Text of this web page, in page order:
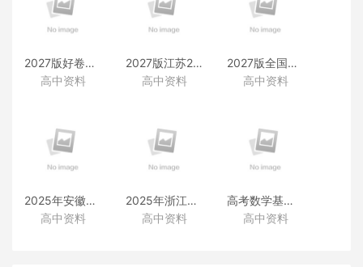
2027版好卷速递附赠资料
高中资料
2027版江苏28套附赠资料
高中资料
2027版全国38套附赠资料
高中资料
2025年安徽高考真题
（化学）
高中资料
2025年浙江高考真题
（化学）
高中资料
高考数学基础篇
（类题拓展和变式练透）
高中资料